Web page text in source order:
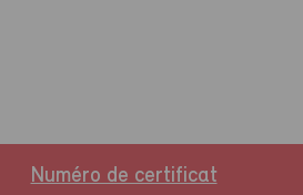
Numéro de certificat